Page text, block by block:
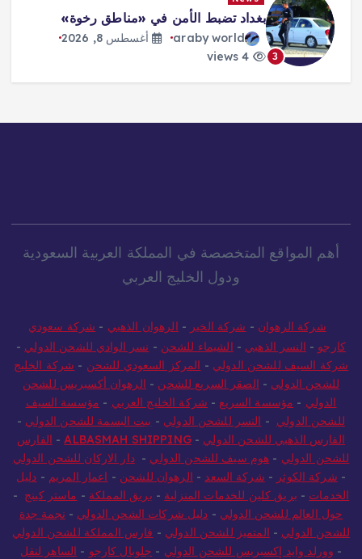
3
بغداد تضبط الأمن في «مناطق رخوة»
araby world
أغسطس 8, 2026
أهم المواقع المتخصصة في المملكة العربية السعودية
ودول الخليج العربي
شركة الرهوان - شركة الخير - الرهوان الذهبي - شركة سعودي
كارجو - النسر الذهبي - الشيماء للشحن - نسر الوادي للشحن الدولي -
شركة السيف للشحن الدولي - المركز السعودي للشحن - شركة الخليج
للشحن الدولي - الصقر السريع للشحن - الرهوان أكسبريس للشحن
الدولي - مؤسسة السريع - شركة الخليج العربي - مؤسسة السيف
للشحن الدولي - النسر للشحن الدولي - بيت البسمة للشحن الدولي -
الفارس الذهبي للشحن الدولي -
ALBASMAH SHIPPING
- الفارس
للشحن الدولي - هوم سيف للشحن الدولي -دار الاركان للشحن الدولي
- شركة الكوثر - شركة السعد - الرهوان للشحن - اعمار المريم - دليل
الخدمات - بريق كلين للخدمات المنزلية - بريق المملكة - ماستر كينج -
حول العالم للشحن الدولي - دليل شركات الشحن الدولي - نجمة جدة
للشحن الدولي - المتميز للشحن الدولي - فارس المملكة للشحن الدولي
- وورلد وايد إكسبريس للشحن الدولي - جلوبال كارجو - الساهر لنقل